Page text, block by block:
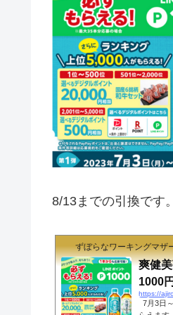
8/13までの引換です。
ずぼらなワーキングマザ
爽健
1000
https://
7月3日